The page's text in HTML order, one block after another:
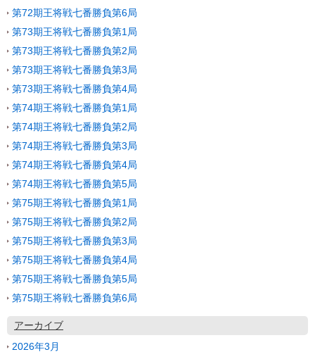
第72期王将戦七番勝負第6局
第73期王将戦七番勝負第1局
第73期王将戦七番勝負第2局
第73期王将戦七番勝負第3局
第73期王将戦七番勝負第4局
第74期王将戦七番勝負第1局
第74期王将戦七番勝負第2局
第74期王将戦七番勝負第3局
第74期王将戦七番勝負第4局
第74期王将戦七番勝負第5局
第75期王将戦七番勝負第1局
第75期王将戦七番勝負第2局
第75期王将戦七番勝負第3局
第75期王将戦七番勝負第4局
第75期王将戦七番勝負第5局
第75期王将戦七番勝負第6局
アーカイブ
2026年3月